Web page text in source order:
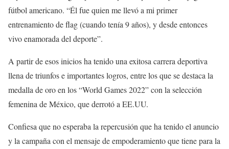
fútbol americano. “Él fue quien me llevó a mi primer
entrenamiento de flag (cuando tenía 9 años), y desde entonces
vivo enamorada del deporte”.
A partir de esos inicios ha tenido una exitosa carrera deportiva
llena de triunfos e importantes logros, entre los que se destaca la
medalla de oro en los “World Games 2022” con la selección
femenina de México, que derrotó a EE.UU.
Confiesa que no esperaba la repercusión que ha tenido el anuncio
y la campaña con el mensaje de empoderamiento que tiene para la